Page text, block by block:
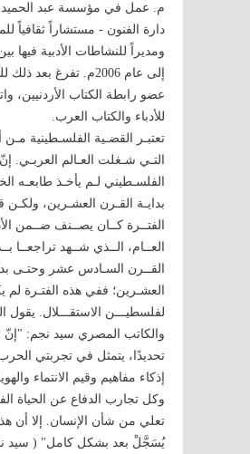
م. عمل في مؤسسة عبد
دارة الفنون - مستشاراً ثقافياً
إلى عام 2006م. تفرغ بعد
عضو رابطة الكتاب الأردنيين،
للأدباء والكتاب العرب.
تعتبـر القضـیة الفلسـطینیة مـن
التـي شـغلت العـالم العربـي.
الفلسـطیني لـم یأخـذ طابعـه
بدایـة القـرن العشـرین، ولكـن
الفتــرة كــان یصــنف ضــمن
العــام، الــذي شــهد تراجعــا
القــرن السـادس عشر وحتـى
العشـرین؛ ففي هذه الفتـرة لم
لفلسطیـــن الاستقـــلال. يقول
والكاتب المصري سيد نجم: "إنّ
تحديدًا، يتمثل في تجربتي
إذكاء مفاهيم وقيم الانتماء
وكل تجارب الدفاع عن الحياة
تعلي من شأن الإنسان. إلا أن هذا
يُسَجَّلْ بعد بشكل كامل" ( سيد